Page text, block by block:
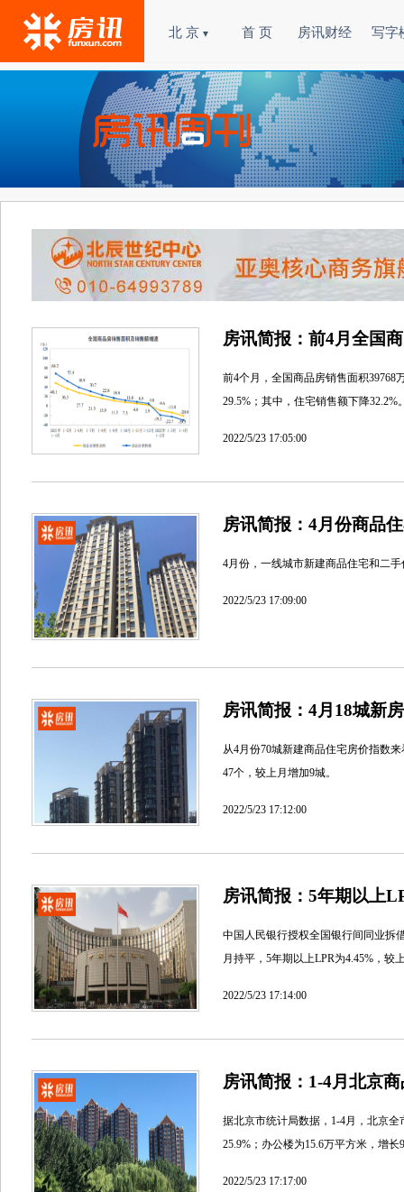
北 京 ▼ 首 页 房讯财经 写字
房讯简报：前4月全国
前4个月，全国商品房销售面积39768
29.5%；其中，住宅销售额下降32.2%
2022/5/23 17:05:00
房讯简报：4月份商品
4月份，一线城市新建商品住宅和二
2022/5/23 17:09:00
房讯简报：4月18城新
从4月份70城新建商品住宅房价指数
47个，较上月增加9城。
2022/5/23 17:12:00
房讯简报：5年期以上
中国人民银行授权全国银行间同业拆
月持平，5年期以上LPR为4.45%，较
2022/5/23 17:14:00
房讯简报：1-4月北京
据北京市统计局数据，1-4月，北京
25.9%；办公楼为15.6万平方米，增
2022/5/23 17:17:00